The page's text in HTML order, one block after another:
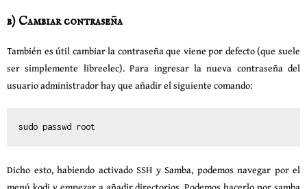
b) Cambiar contraseña
También es útil cambiar la contraseña que viene por defecto (que suele
ser simplemente libreelec). Para ingresar la nueva contraseña del
usuario administrador hay que añadir el siguiente comando:
sudo passwd root
Dicho esto, habiendo activado SSH y Samba, podemos navegar por el